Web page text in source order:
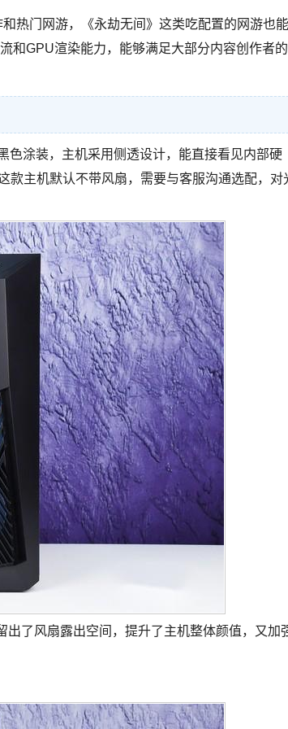
热门网游，《永劫无间》这类吃配置的网游也能
和GPU渲染能力，能够满足大部分内容创作者的
色涂装，主机采用侧透设计，能直接看见内部硬
款主机默认不带风扇，需要与客服沟通选配，对
了风扇露出空间，提升了主机整体颜值，又加